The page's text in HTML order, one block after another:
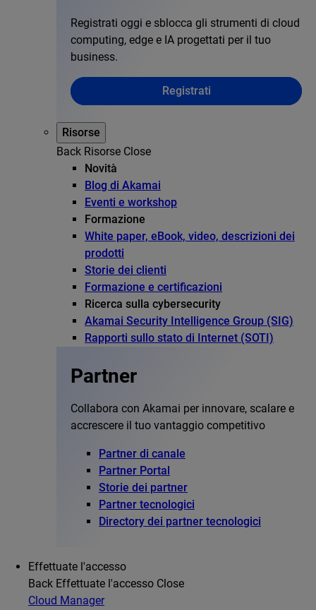
Registrati oggi e sblocca gli strumenti di cloud
computing, edge e IA progettati per il tuo
business.
Registrati
Risorse
Back Risorse Close
Novità
Blog di Akamai
Eventi e workshop
Formazione
White paper, eBook, video, descrizioni dei
prodotti
Storie dei clienti
Formazione e certificazioni
Ricerca sulla cybersecurity
Akamai Security Intelligence Group (SIG)
Rapporti sullo stato di Internet (SOTI)
Partner
Collabora con Akamai per innovare, scalare e
accrescere il tuo vantaggio competitivo
Partner di canale
Partner Portal
Storie dei partner
Partner tecnologici
Directory dei partner tecnologici
Effettuate l'accesso
Back Effettuate l'accesso Close
Cloud Manager